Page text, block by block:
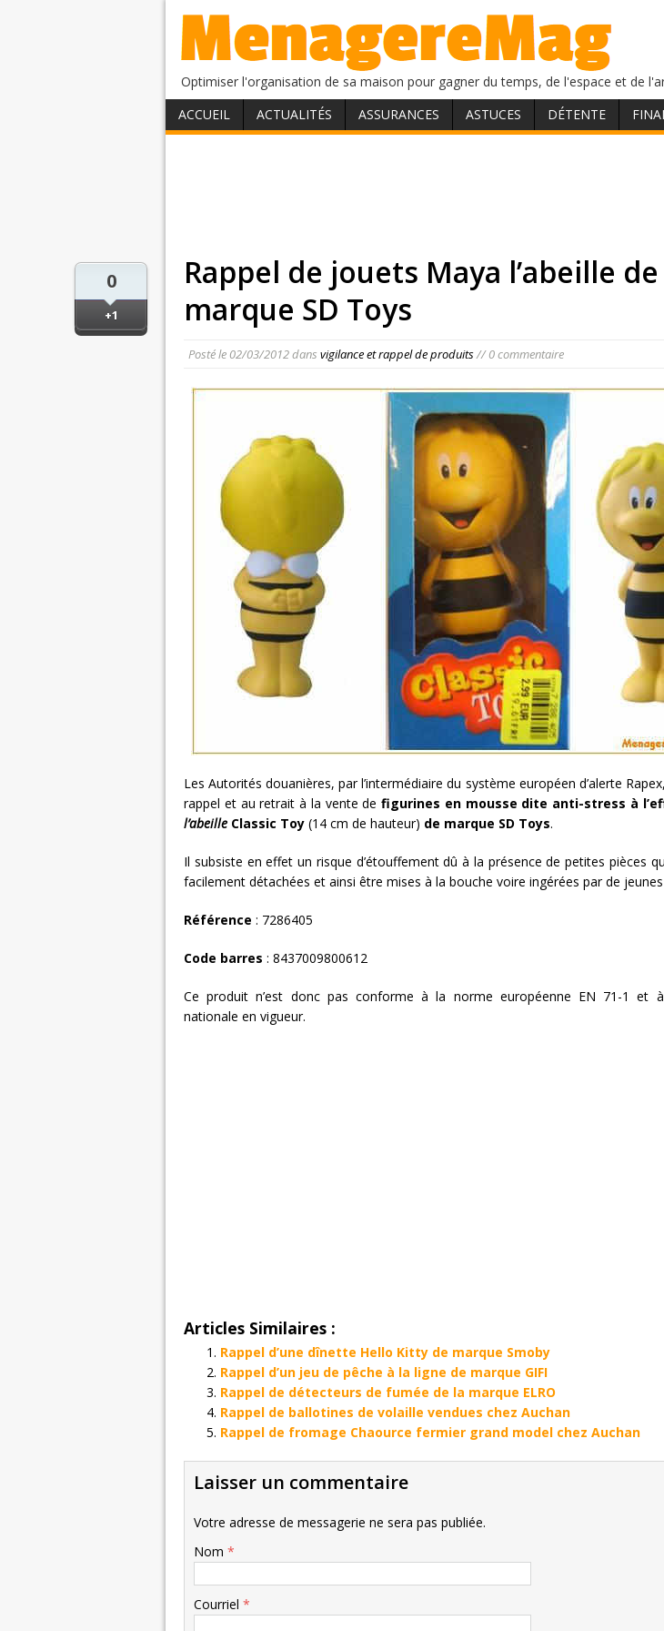
Optimiser l'organisation de sa maison pour gagner du temps, de l'espace et de
ACCUEIL
ACTUALITÉS ASSURANCES ASTUCES DÉTENTE
0
+1
Rappel de jouets Maya l’abeille de
marque SD Toys
Posté le 02/03/2012dans vigilance et rappel de produits// 0 commentaire
Les Autorités douanières, par l’intermédiaire du système européen d’alerte
rappel et au retrait à la vente de figurines en mousse dite anti-stress à
l’abeille Classic Toy (14 cm de hauteur) de marque SD Toys.
Il subsiste en effet un risque d’étouffement dû à la présence de petites pièces
facilement détachées et ainsi être mises à la bouche voire ingérées par de
Référence : 7286405
Code barres : 8437009800612
Ce produit n’est donc pas conforme à la norme européenne EN 71-1 et
nationale en vigueur.
Articles Similaires :
Rappel d’une dînette Hello Kitty de marque Smoby
Rappel d’un jeu de pêche à la ligne de marque GIFI
Rappel de détecteurs de fumée de la marque ELRO
Rappel de ballotines de volaille vendues chez Auchan
Rappel de fromage Chaource fermier grand model chez Auchan
Laisser un commentaire
Votre adresse de messagerie ne sera pas publiée.
Nom *
Courriel *